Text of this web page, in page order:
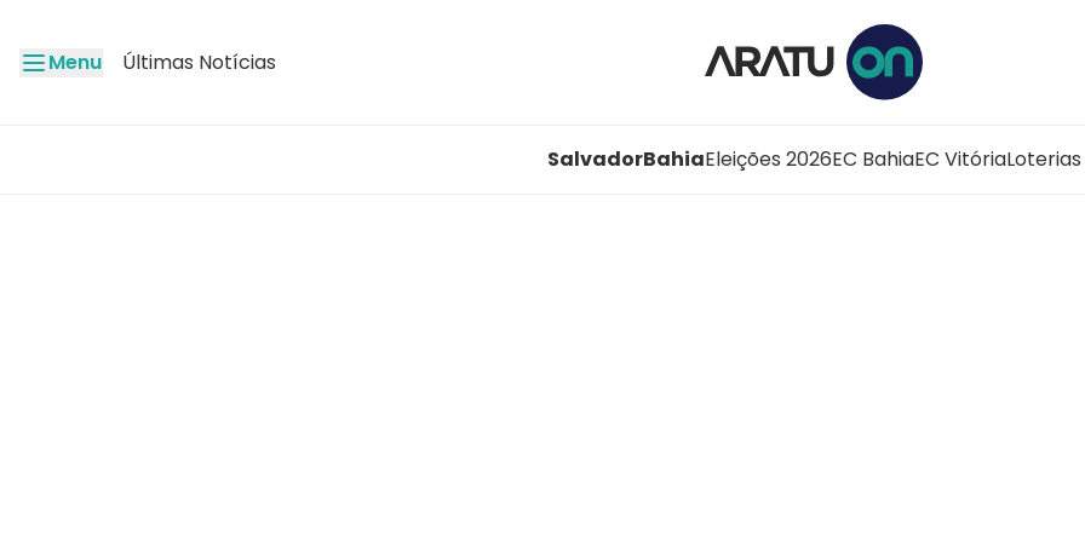
Menu Últimas Notícias
SalvadorBahiaEleições 2026EC BahiaEC VitóriaLoterias